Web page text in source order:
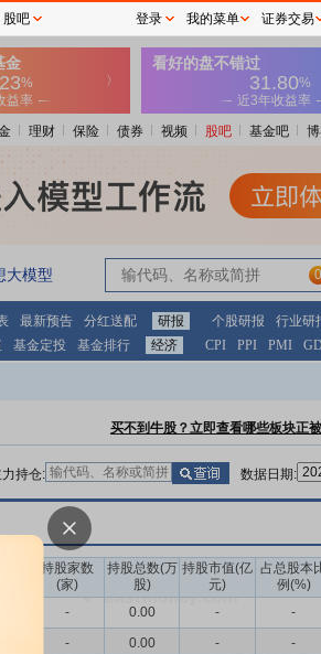
理财 保险 债券 视频 股吧 基金吧
大模型 0
最新预告 分红送配 研报 个股研报 行业研
基金定投 基金排行 经济 CPI PPI PMI
买不到牛股？立即查看哪些板块正
持仓: 数据日期:
持股家数
(家)
持股总数(万
股)
持股市值(亿
元)
占总股本
例(%)
- 0.00 - -
- 0.00 - -
股吧 登录 我的菜单 证券交易